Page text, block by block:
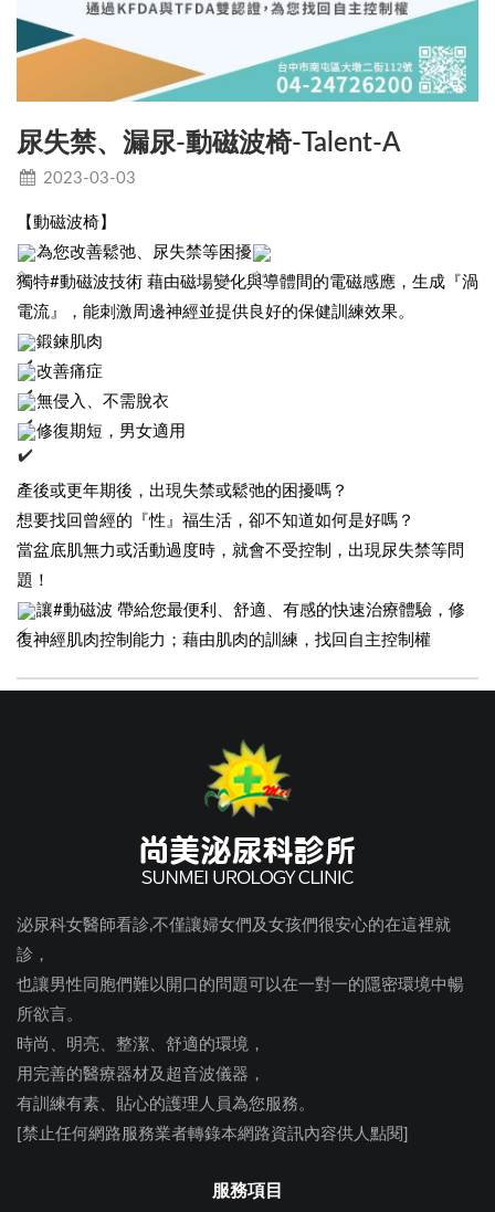
尿失禁、漏尿-動磁波椅-Talent-A
2023-03-03
【動磁波椅】
為您改善鬆弛、尿失禁等困擾
獨特#動磁波技術 藉由磁場變化與導體間的電磁感應，生成『渦
電流』，能刺激周邊神經並提供良好的保健訓練效果。
鍛鍊肌肉
改善痛症
無侵入、不需脫衣
修復期短，男女適用
產後或更年期後，出現失禁或鬆弛的困擾嗎？
想要找回曾經的『性』福生活，卻不知道如何是好嗎？
當盆底肌無力或活動過度時，就會不受控制，出現尿失禁等問
題！
讓#動磁波 帶給您最便利、舒適、有感的快速治療體驗，修
復神經肌肉控制能力；藉由肌肉的訓練，找回自主控制權
泌尿科女醫師看診,不僅讓婦女們及女孩們很安心的在這裡就
診，
也讓男性同胞們難以開口的問題可以在一對一的隱密環境中暢
所欲言。
時尚、明亮、整潔、舒適的環境，
用完善的醫療器材及超音波儀器，
有訓練有素、貼心的護理人員為您服務。
[禁止任何網路服務業者轉錄本網路資訊內容供人點閱]
服務項目